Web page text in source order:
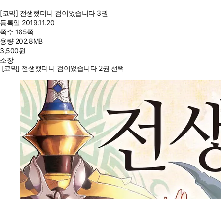
[코믹] 전생했더니 검이었습니다 3권
등록일 2019.11.20
쪽수 165쪽
용량 202.8MB
3,500원
소장
[코믹] 전생했더니 검이었습니다 2권 선택